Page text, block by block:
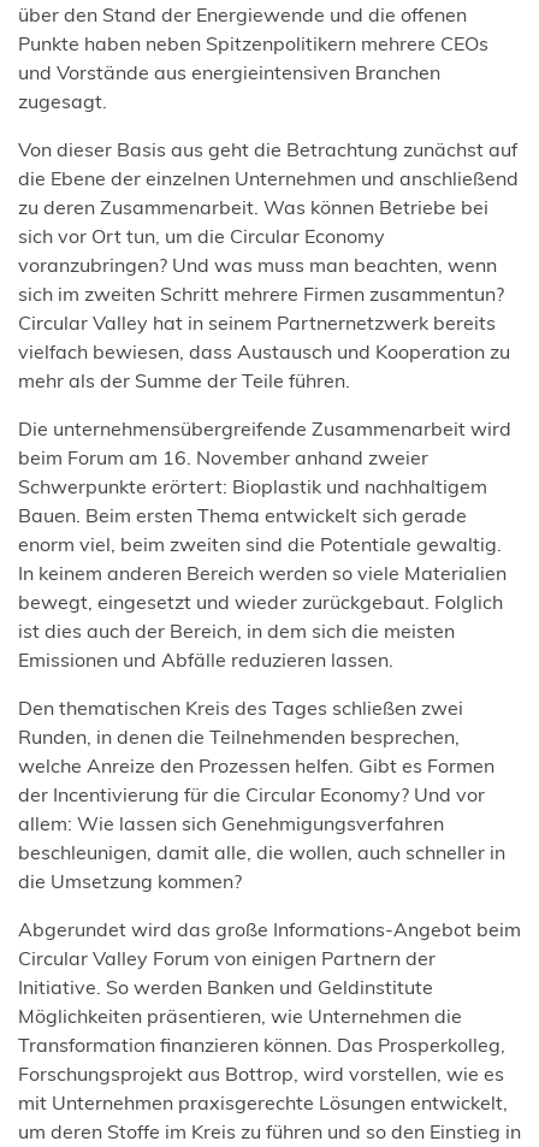
über den Stand der Energiewende und die offenen
Punkte haben neben Spitzenpolitikern mehrere CEOs
und Vorstände aus energieintensiven Branchen
zugesagt.
Von dieser Basis aus geht die Betrachtung zunächst auf
die Ebene der einzelnen Unternehmen und anschließend
zu deren Zusammenarbeit. Was können Betriebe bei
sich vor Ort tun, um die Circular Economy
voranzubringen? Und was muss man beachten, wenn
sich im zweiten Schritt mehrere Firmen zusammentun?
Circular Valley hat in seinem Partnernetzwerk bereits
vielfach bewiesen, dass Austausch und Kooperation zu
mehr als der Summe der Teile führen.
Die unternehmensübergreifende Zusammenarbeit wird
beim Forum am 16. November anhand zweier
Schwerpunkte erörtert: Bioplastik und nachhaltigem
Bauen. Beim ersten Thema entwickelt sich gerade
enorm viel, beim zweiten sind die Potentiale gewaltig.
In keinem anderen Bereich werden so viele Materialien
bewegt, eingesetzt und wieder zurückgebaut. Folglich
ist dies auch der Bereich, in dem sich die meisten
Emissionen und Abfälle reduzieren lassen.
Den thematischen Kreis des Tages schließen zwei
Runden, in denen die Teilnehmenden besprechen,
welche Anreize den Prozessen helfen. Gibt es Formen
der Incentivierung für die Circular Economy? Und vor
allem: Wie lassen sich Genehmigungsverfahren
beschleunigen, damit alle, die wollen, auch schneller in
die Umsetzung kommen?
Abgerundet wird das große Informations-Angebot beim
Circular Valley Forum von einigen Partnern der
Initiative. So werden Banken und Geldinstitute
Möglichkeiten präsentieren, wie Unternehmen die
Transformation finanzieren können. Das Prosperkolleg,
Forschungsprojekt aus Bottrop, wird vorstellen, wie es
mit Unternehmen praxisgerechte Lösungen entwickelt,
um deren Stoffe im Kreis zu führen und so den Einstieg in